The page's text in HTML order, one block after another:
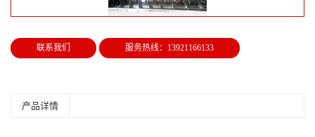
联系我们 服务热线：13921166133
产品详情